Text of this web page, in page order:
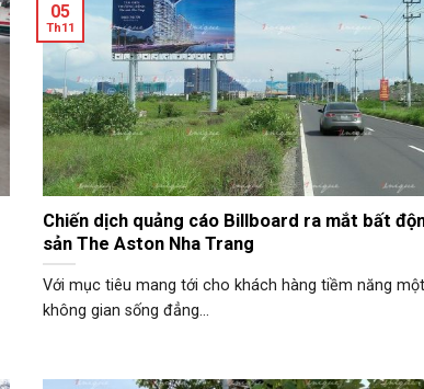
Chiến dịch quảng cáo Billboard ra mắt bất
sản The Aston Nha Trang
Với mục tiêu mang tới cho khách hàng tiềm năng một
không gian sống đẳng...
05
Th11